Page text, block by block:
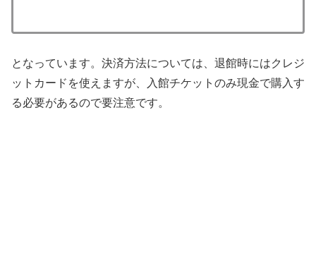
となっています。決済方法については、退館時にはクレジ
ットカードを使えますが、入館チケットのみ現金で購入す
る必要があるので要注意です。